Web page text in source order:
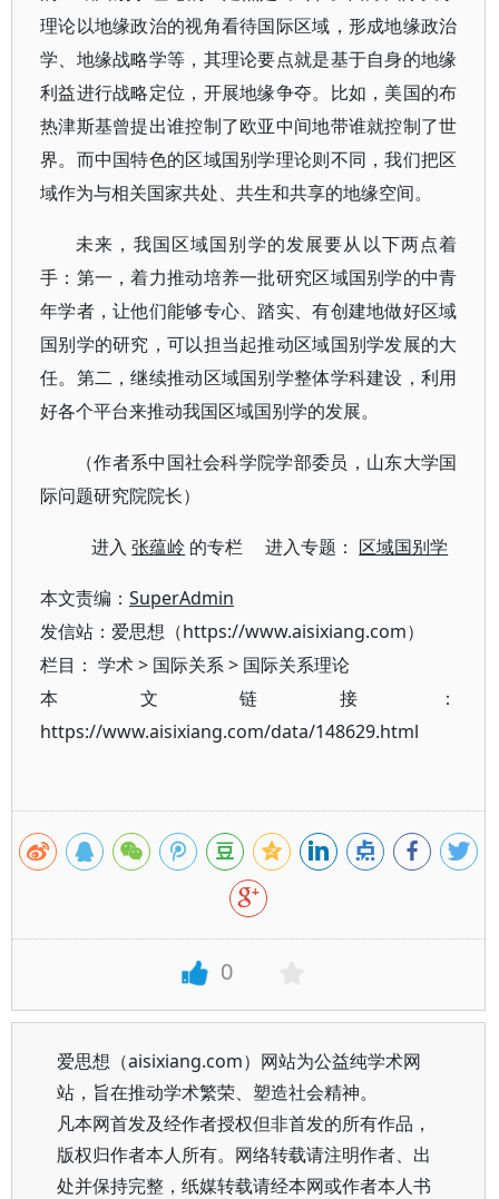
理论以地缘政治的视角看待国际区域，形成地缘政治
学、地缘战略学等，其理论要点就是基于自身的地缘
利益进行战略定位，开展地缘争夺。比如，美国的布
热津斯基曾提出谁控制了欧亚中间地带谁就控制了世
界。而中国特色的区域国别学理论则不同，我们把区
域作为与相关国家共处、共生和共享的地缘空间。
未来，我国区域国别学的发展要从以下两点着
手：第一，着力推动培养一批研究区域国别学的中青
年学者，让他们能够专心、踏实、有创建地做好区域
国别学的研究，可以担当起推动区域国别学发展的大
任。第二，继续推动区域国别学整体学科建设，利用
好各个平台来推动我国区域国别学的发展。
（作者系中国社会科学院学部委员，山东大学国
际问题研究院院长）
进入张蕴岭 的专栏 进入专题： 区域国别学
本文责编： SuperAdmin
发信站：爱思想（https://www.aisixiang.com）
栏目： 学术> 国际关系> 国际关系理论
本文链接：
https://www.aisixiang.com/data/148629.html
0
爱思想（aisixiang.com）网站为公益纯学术网
站，旨在推动学术繁荣、塑造社会精神。
凡本网首发及经作者授权但非首发的所有作品，
版权归作者本人所有。网络转载请注明作者、出
处并保持完整，纸媒转载请经本网或作者本人书